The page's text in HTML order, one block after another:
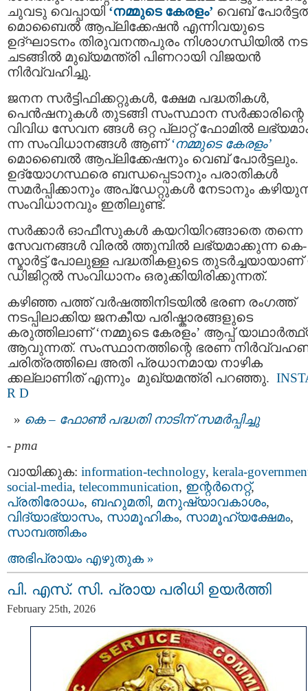
ചുവടു വെപ്പായി ‘നമ്മുടെ കേരളം’ വെബ്
മൊബൈൽ ആപ്ലിക്കേഷൻ എന്നിവയുടെ
ഉദ്ഘാടനം തിരുവനന്തപുരം നിശാഗന്ധിയിൽ
ചടങ്ങിൽ മുഖ്യമന്ത്രി പിണറായി വിജയൻ
നിർവ്വഹിച്ചു.
ജനന സര്‍ട്ടിഫിക്കറ്റുകള്‍, ക്ഷേമ പദ്ധതികള്‍,
പെന്‍ഷനുകള്‍ തുടങ്ങി സംസ്ഥാന സർക്കാരിന്റെ
വിവിധ സേവന ങ്ങൾ ഒറ്റ പ്ലാറ്റ് ഫോമിൽ
ന്ന സംവിധാനങ്ങൾ ആണ്‘നമ്മുടെ കേരളം’
മൊബൈൽ ആപ്ലിക്കേഷനും വെബ് പോർട്ടലും.
ഉദ്യോഗസ്ഥരെ ബന്ധപ്പെടാനും പരാതികള്‍
സമര്‍പ്പിക്കാനും അപ്ഡേറ്റുകള്‍ നേടാനും
സംവിധാനവും ഇതിലുണ്ട്.
സർക്കാർ ഓഫീസുകൾ കയറിയിറങ്ങാതെ തന്നെ
സേവനങ്ങൾ വിരൽ ത്തുമ്പിൽ ലഭ്യമാക്കുന്ന കെ-
സ്മാർട്ട് പോലുള്ള പദ്ധതികളുടെ
ഡിജിറ്റൽ സംവിധാനം ഒരുക്കിയിരിക്കുന്നത്.
കഴിഞ്ഞ പത്ത് വർഷത്തിനിടയിൽ ഭരണ രംഗത്ത്
നടപ്പിലാക്കിയ ജനകീയ പരിഷ്കാരങ്ങളുടെ
കരുത്തിലാണ് ‘നമ്മുടെ കേരളം’ ആപ്പ്
ആവുന്നത്. സംസ്ഥാനത്തിന്റെ ഭരണ
ചരിത്രത്തിലെ അതി പ്രധാനമായ നാഴിക
ക്കല്ലാണിത് എന്നും മുഖ്യമന്ത്രി പറഞ്ഞു.
R D
കെ – ഫോണ്‍ പദ്ധതി നാടിന് സമര്‍പ്പിച്ചു
- pma
വായിക്കുക: information-technology, kerala-
social-media, telecommunication, ഇന്റര്‍നെറ്റ്‌,
പ്രതിരോധം, ബഹുമതി, മനുഷ്യാവകാശം,
വിദ്യാഭ്യാസം, സാമൂഹികം, സാമൂഹ്യക്ഷേമം,
സാമ്പത്തികം
അഭിപ്രായം എഴുതുക »
പി. എസ്‍. സി. പ്രായ പരിധി ഉയർത്തി
February 25th, 2026